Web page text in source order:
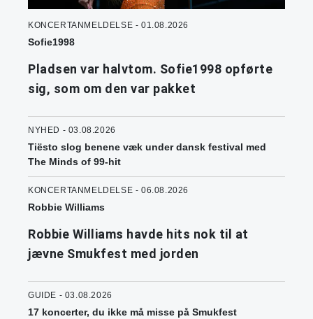
KONCERTANMELDELSE - 01.08.2026
Sofie1998
Pladsen var halvtom. Sofie1998 opførte
sig, som om den var pakket
NYHED - 03.08.2026
Tiësto slog benene væk under dansk festival med
The Minds of 99-hit
KONCERTANMELDELSE - 06.08.2026
Robbie Williams
Robbie Williams havde hits nok til at
jævne Smukfest med jorden
GUIDE - 03.08.2026
17 koncerter, du ikke må misse på Smukfest